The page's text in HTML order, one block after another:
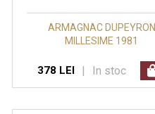
ARMAGNAC DUPEYRON
MILLESIME 1981
378 LEI | In stoc